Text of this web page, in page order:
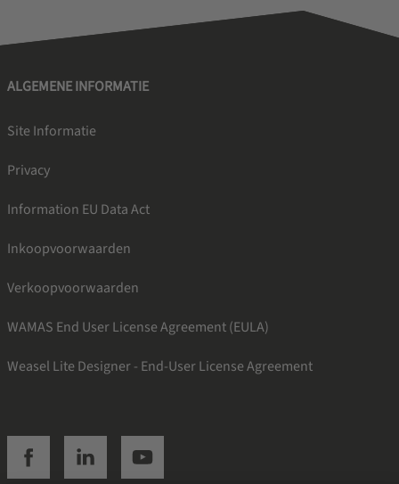
ALGEMENE INFORMATIE
Site Informatie
Privacy
Information EU Data Act
Inkoopvoorwaarden
Verkoopvoorwaarden
WAMAS End User License Agreement (EULA)
Weasel Lite Designer - End-User License Agreement
SSI facebookSSI linkedinSSI youtube